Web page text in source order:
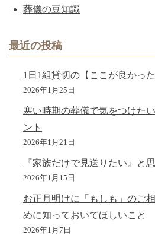
葬儀の豆知識
最近の投稿
1日1組貸切の【ここが良かっ
2026年1月25日
寒い時期の葬儀で気をつけた
ント
2026年1月21日
『家族だけで見送りたい』と
2026年1月15日
お正月明けに「もしも」のご
めに知っておいてほしいこと
2026年1月7日